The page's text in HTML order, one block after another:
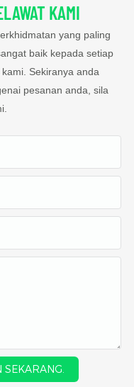
KAMI
yang paling
baik kepada setiap
Sekiranya anda
pesanan anda, sila
SEKARANG.